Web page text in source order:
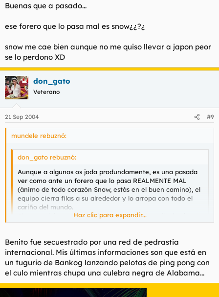
Buenas que a pasado...
ese forero que lo pasa mal es snow¿¿?¿
snow me cae bien aunque no me quiso llevar a japon peor
se lo perdono XD
don_gato
Veterano
21 Sep 2004 #9
mundele rebuznó:
don_gato rebuznó:
Aunque a algunos os joda produndamente, es una pasada
ver como ante un forero que lo pasa REALMENTE MAL
(ánimo de todo corazón Snow, estás en el buen camino), el
equipo cierra filas a su alrededor y lo arropa con todo el
cariño del mundo.
Ahora podeis empezar a decir que soy un marika lamioso y
cursi si quereis, pero es bonito veros así hijos de puta...
Uhm, me parese que el ofisial Matute le va a meter la porra por
el cacas por desir eso.
Haz clic para expandir...
Benito fue secuestrado por una red de pedrastia
internacional. Mis últimas informaciones son que está en
un tugurio de Bankog lanzando pelotas de ping pong con
el culo mientras chupa una culebra negra de Alabama...